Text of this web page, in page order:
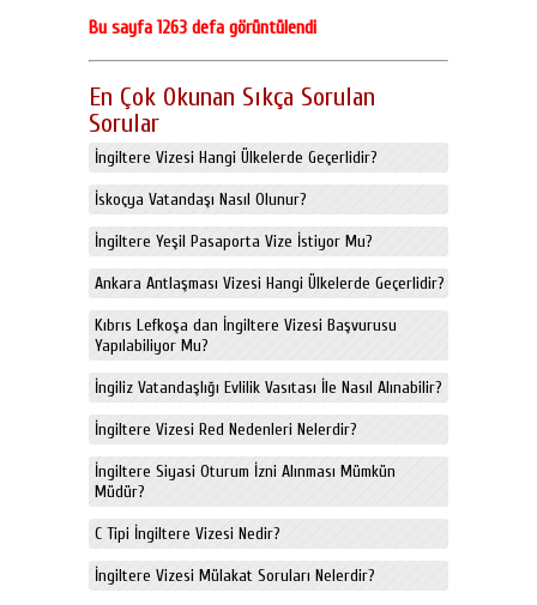
Bu sayfa 1263 defa görüntülendi
En Çok Okunan Sıkça Sorulan
Sorular
İngiltere Vizesi Hangi Ülkelerde Geçerlidir?
İskoçya Vatandaşı Nasıl Olunur?
İngiltere Yeşil Pasaporta Vize İstiyor Mu?
Ankara Antlaşması Vizesi Hangi Ülkelerde Geçerlidir?
Kıbrıs Lefkoşa dan İngiltere Vizesi Başvurusu
Yapılabiliyor Mu?
İngiliz Vatandaşlığı Evlilik Vasıtası İle Nasıl Alınabilir?
İngiltere Vizesi Red Nedenleri Nelerdir?
İngiltere Siyasi Oturum İzni Alınması Mümkün
Müdür?
C Tipi İngiltere Vizesi Nedir?
İngiltere Vizesi Mülakat Soruları Nelerdir?